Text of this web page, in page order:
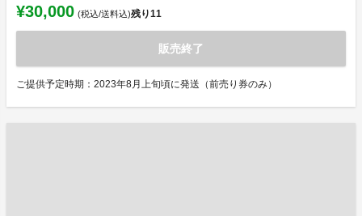
¥30,000 (税込/送料込)残り11
販売終了
ご提供予定時期：2023年8月上旬頃に発送（前売り券のみ）